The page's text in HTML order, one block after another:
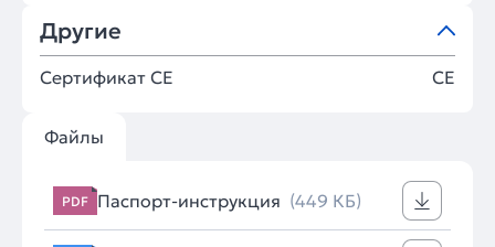
Другие
Сертификат CE CE
Файлы
PDF Паспорт-инструкция (449 КБ)